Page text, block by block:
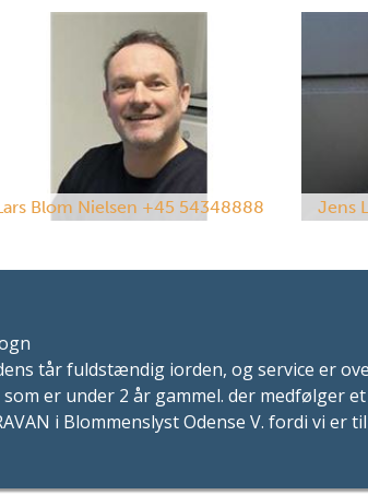
Blom Nielsen +45 54348888 Jens
tår fuldstændig iorden, og service er
er under 2 år gammel. der medfølger
i Blommenslyst Odense V. fordi vi